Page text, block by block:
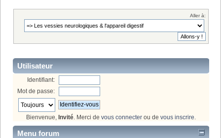
Aller à:
Utilisateur
Identifiant:
Mot de passe:
Bienvenue, Invité. Merci de vous connecter ou de vous inscrire.
Menu forum